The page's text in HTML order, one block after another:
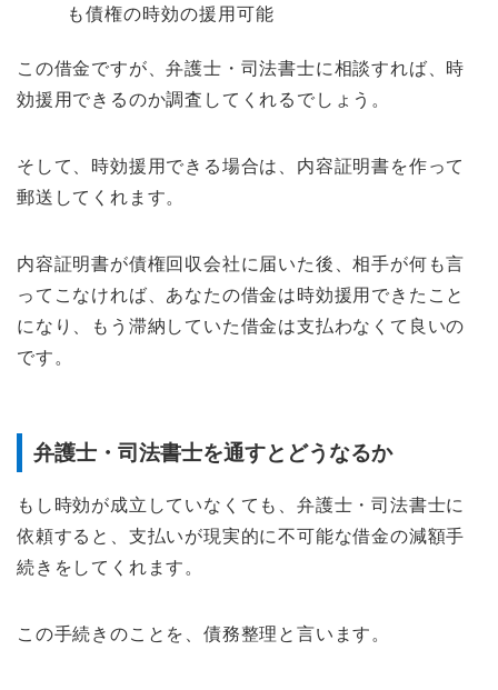
も債権の時効の援用可能
この借金ですが、弁護士・司法書士に相談すれば、時
効援用できるのか調査してくれるでしょう。
そして、時効援用できる場合は、内容証明書を作って
郵送してくれます。
内容証明書が債権回収会社に届いた後、相手が何も言
ってこなければ、あなたの借金は時効援用できたこと
になり、もう滞納していた借金は支払わなくて良いの
です。
弁護士・司法書士を通すとどうなるか
もし時効が成立していなくても、弁護士・司法書士に
依頼すると、支払いが現実的に不可能な借金の減額手
続きをしてくれます。
この手続きのことを、債務整理と言います。